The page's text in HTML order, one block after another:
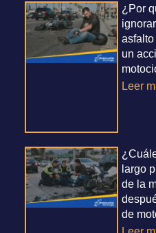
¿Por
un
Leer
largo
de la
de